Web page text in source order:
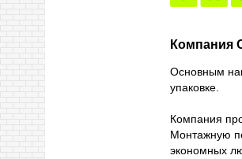
Основным
упаковке.
Компания
Монтажную
экономных